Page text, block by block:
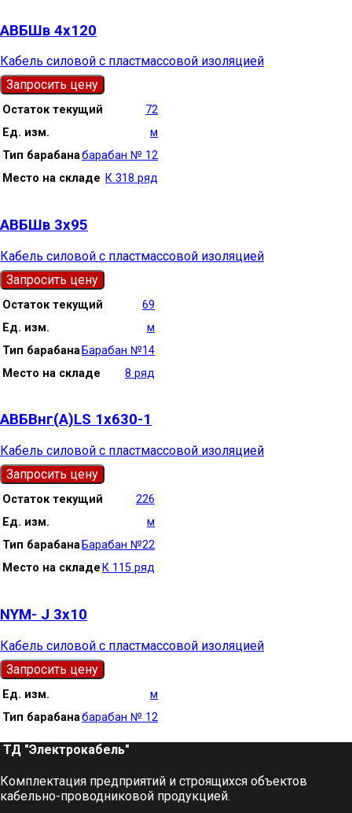
АВБШв 4х120
Кабель силовой с пластмассовой изоляцией
Запросить цену
Остаток текущий
72
Ед. изм.
м
Тип барабанабарабан № 12
Место на складе К 318 ряд
АВБШв 3х95
Кабель силовой с пластмассовой изоляцией
Запросить цену
Остаток текущий
69
Ед. изм.
м
Тип барабана Барабан №14
Место на складе
8 ряд
АВБВнг(А)LS 1х630-1
Кабель силовой с пластмассовой изоляцией
Запросить цену
Остаток текущий
226
Ед. изм.
м
Тип барабана Барабан №22
Место на складе К 115 ряд
NYM- J 3х10
Кабель силовой с пластмассовой изоляцией
Запросить цену
Ед. изм.
м
Тип барабанабарабан № 12
ТД "Электрокабель"​
Комплектация предприятий и строящихся объектов
кабельно-проводниковой продукцией.